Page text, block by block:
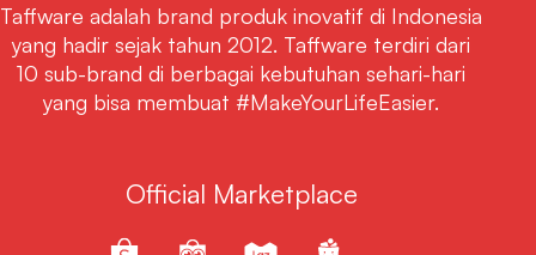
Taffware adalah brand produk inovatif di Indonesia
yang hadir sejak tahun 2012. Taffware terdiri dari
10 sub-brand di berbagai kebutuhan sehari-hari
yang bisa membuat #MakeYourLifeEasier.
Official Marketplace